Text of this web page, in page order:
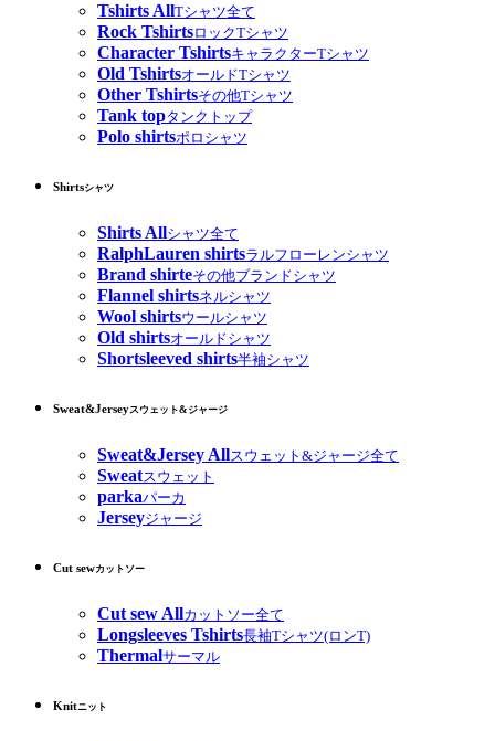
Tshirts AllTシャツ全て
Rock TshirtsロックTシャツ
Character TshirtsキャラクターTシャツ
Old TshirtsオールドTシャツ
Other Tshirtsその他Tシャツ
Tank topタンクトップ
Polo shirtsポロシャツ
Shirtsシャツ
Shirts Allシャツ全て
RalphLauren shirtsラルフローレンシャツ
Brand shirteその他ブランドシャツ
Flannel shirtsネルシャツ
Wool shirtsウールシャツ
Old shirtsオールドシャツ
Shortsleeved shirts半袖シャツ
Sweat&Jerseyスウェット&ジャージ
Sweat&Jersey Allスウェット&ジャージ全て
Sweatスウェット
parkaパーカ
Jerseyジャージ
Cut sewカットソー
Cut sew Allカットソー全て
Longsleeves Tshirts長袖Tシャツ(ロンT)
Thermalサーマル
Knitニット